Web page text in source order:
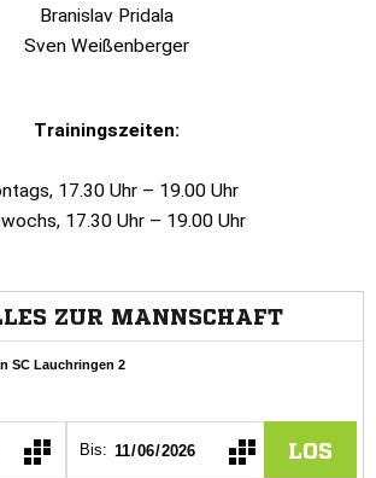
Branislav Pridala
Sven Weißenberger
Trainingszeiten:
17.30 Uhr – 19.00 Uhr
17.30 Uhr – 19.00 Uhr